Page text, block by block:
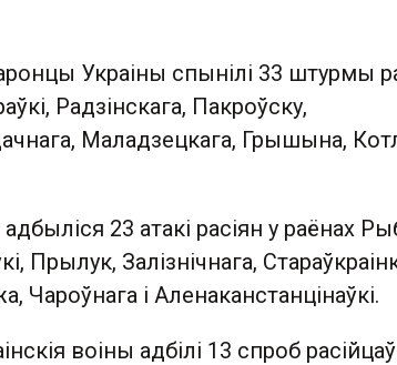
Украіны спынілі 33 штурмы
Радзінскага, Пакроўску,
Маладзецкага, Грышына,
адбыліся 23 атакі расіян у раёнах
Прылук, Залізнічнага,
Чароўнага і Аленаканстанцінаўкі.
воіны адбілі 13 спроб расійцаў